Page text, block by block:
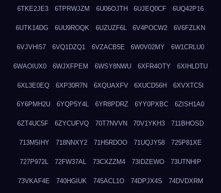
6TKE2JE3 6TPRWJZM 6U06OJTH 6UJEQ0CF 6UQ42P16
6UTK14DG 6UU9ROQK 6UZUZF6L 6V4POCW2 6V6FZLKN
6VJVHI57 6VQ1DZQ1 6VZACB5E 6W0V02MY 6W1CRLU0
6WAOIUX0 6WJXFPEM 6WSY8NWU 6XFR4OTY 6XIHLDTU
6XL3E0EQ 6XP30R7N 6XQUAXFV 6XUCD56H 6XVXTC5I
6Y6PMH2U 6YQP5Y4L 6YR8PDRZ 6YY0PXBC 6ZISH1A0
6ZT4UC5F 6ZYCUFVQ 70T7NVVN 70V1YKH3 711BHOSD
713M5IHY 718NNXY2 71H5RDOO 71UQJY58 725P81XE
727P972L 72FW37AL 73CXZZM4 73IDZEWO 73UTNHIP
73VKAF4E 740HGIUK 745ACL1O 74DPJX4S 74DVDXRM